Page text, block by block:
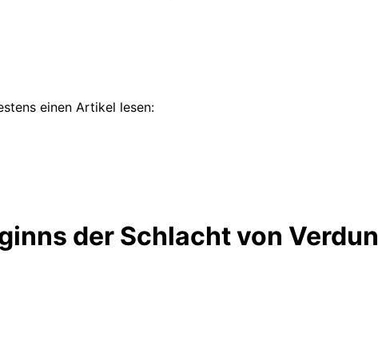
einen Artikel lesen:
der Schlacht von Verdun